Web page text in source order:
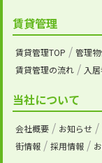
賃貸管理
賃貸管理TOP 管理
賃貸管理の流れ
入
当社について
会社概要 お知らせ
街情報
採用情報